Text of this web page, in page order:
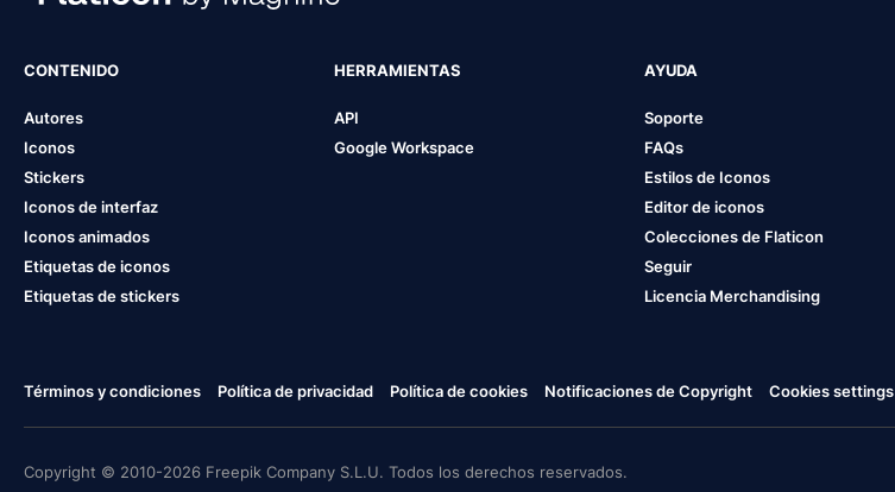
CONTENIDO
Autores
Iconos
Stickers
Iconos de interfaz
Iconos animados
Etiquetas de iconos
Etiquetas de stickers
HERRAMIENTAS
API
Google Workspace
AYUDA
Soporte
FAQs
Estilos de Iconos
Editor de iconos
Colecciones de Flaticon
Seguir
Licencia Merchandising
Términos y condiciones Política de privacidad Política de cookies Notificaciones de Copyright Cookies settings
Copyright © 2010-2026 Freepik Company S.L.U. Todos los derechos reservados.